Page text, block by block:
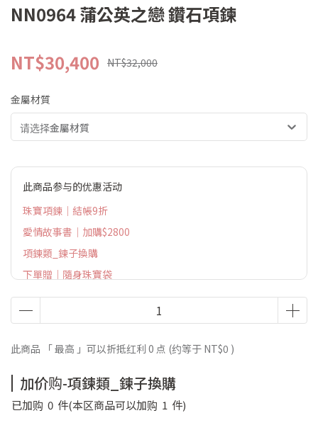
NN0964 蒲公英之戀 鑽石項鍊
NT$30,400 NT$32,000
金屬材質
请选择金屬材質
此商品参与的优惠活动
珠寶項鍊｜結帳9折
愛情故事書｜加購$2800
項鍊類_鍊子換購
下單贈｜隨身珠寶袋
此商品 「 最高 」可以折抵红利 0 点 (约等于 NT$0 )
加价购-項鍊類_鍊子換購
已加购 0 件(本区商品可以加购 1 件)